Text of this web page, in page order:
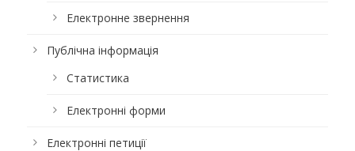
Електронне звернення
Публічна інформація
Статистика
Електронні форми
Електронні петиції